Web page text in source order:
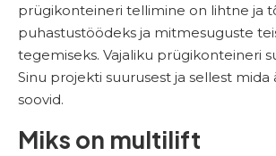
prügikonteineri tellimine on lihtne ja
puhastustöödeks ja mitmesuguste
tegemiseks. Vajaliku prügikonteineri
Sinu projekti suurusest ja sellest mida
soovid.
Miks on multilift